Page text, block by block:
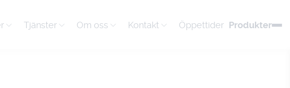
Tjänster Om oss Kontakt Öppettider Produkter